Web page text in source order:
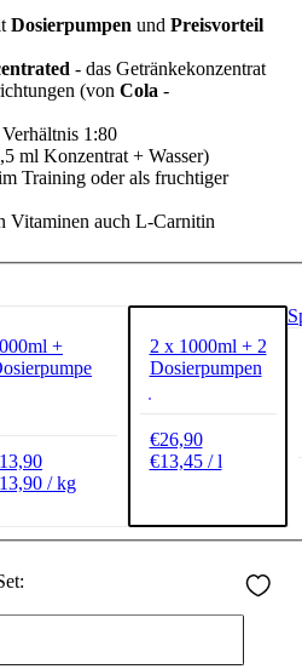
Dosierpumpen und Preisvorteil
- das Getränkekonzentrat
(von Cola -
1:80
ml Konzentrat + Wasser)
Training oder als fruchtiger
Vitaminen auch L-Carnitin
+
/ kg
2 x 1000ml + 2
Dosierpumpen
€26,90
€13,45 / l